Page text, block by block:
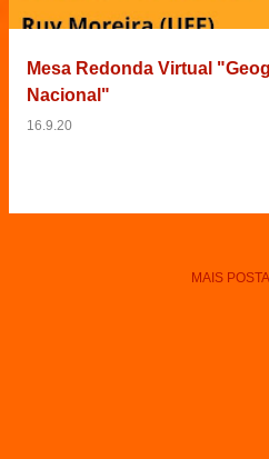
Mesa Redonda Virtual
Nacional"
16.9.20
MAIS